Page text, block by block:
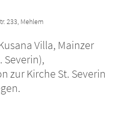
233, Mehlem
Villa, Mainzer
Severin),
zur Kirche St. Severin